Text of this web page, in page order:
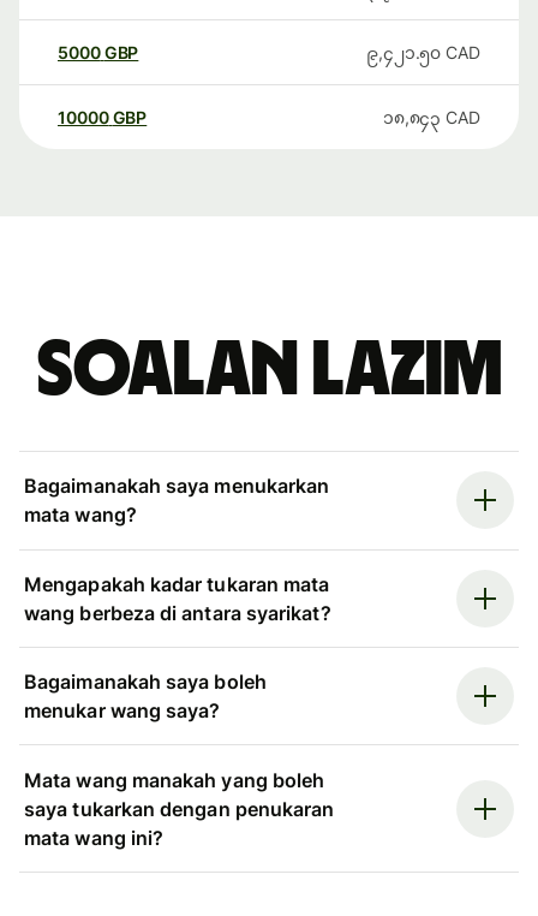
5000GBP ၉,၄၂၁.၅၀ CAD
10000 GBP ၁၈,၈၄၃ CAD
Soalan Lazim
Bagaimanakah saya menukarkan
mata wang?
Mengapakah kadar tukaran mata
wang berbeza di antara syarikat?
Bagaimanakah saya boleh
menukar wang saya?
Mata wang manakah yang boleh
saya tukarkan dengan penukaran
mata wang ini?